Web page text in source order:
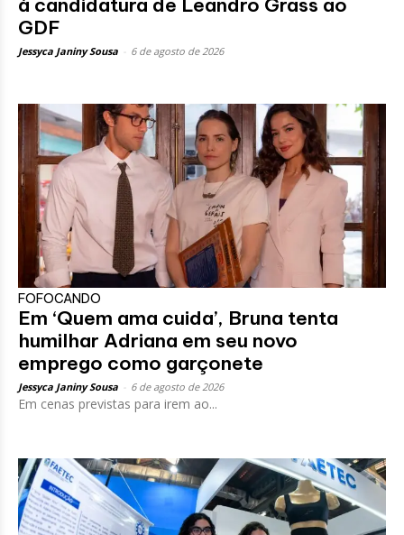
GDF
Jessyca Janiny Sousa 6 de agosto de 2026
FOFOCANDO
Em ‘Quem ama cuida’, Bruna tenta
humilhar Adriana em seu novo
emprego como garçonete
Jessyca Janiny Sousa 6 de agosto de 2026
Em cenas previstas para irem ao...